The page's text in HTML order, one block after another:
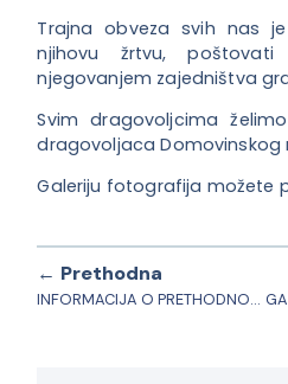
Trajna obveza svih nas
njihovu žrtvu,
njegovanjem zajedništva
Svim dragovoljcima
dragovoljaca Domovinskog
Galeriju fotografija možete
← Prethodna
INFORMACIJA O PRETHODNOM SAVJETOVANJU – Rekonstrukcija nogometnog igrališta s umjetnom travom